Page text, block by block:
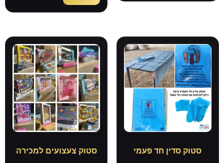
סטוק סדין חד פעמי סטוק צעצועים למכירה